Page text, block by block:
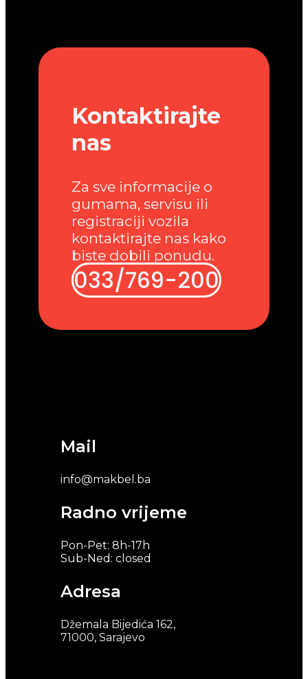
Mail
info@makbel.ba
Radno vrijeme
Pon-Pet: 8h-17h
Sub-Ned: closed
Adresa
Džemala Bijedića 162,
71000, Sarajevo
Kontaktirajte
nas
Za sve informacije o
gumama, servisu ili
registraciji vozila
kontaktirajte nas kako
biste dobili ponudu.
033/769-200